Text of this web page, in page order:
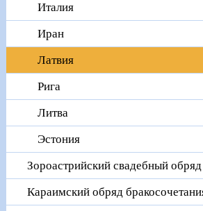
Италия
Иран
Латвия
Рига
Литва
Эстония
Зороастрийский свадебный обряд
Караимский обряд